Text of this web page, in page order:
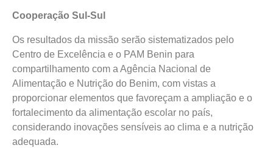
Cooperação Sul-Sul
Os resultados da missão serão sistematizados pelo
Centro de Excelência e o PAM Benin para
compartilhamento com a Agência Nacional de
Alimentação e Nutrição do Benim, com vistas a
proporcionar elementos que favoreçam a ampliação e o
fortalecimento da alimentação escolar no país,
considerando inovações sensíveis ao clima e a nutrição
adequada.